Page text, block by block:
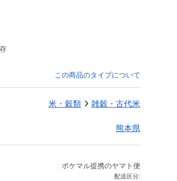
この商品のタイプについて
米・穀類 雑穀・古代米
熊本県
ポケマル提携のヤマト便
配送区分: